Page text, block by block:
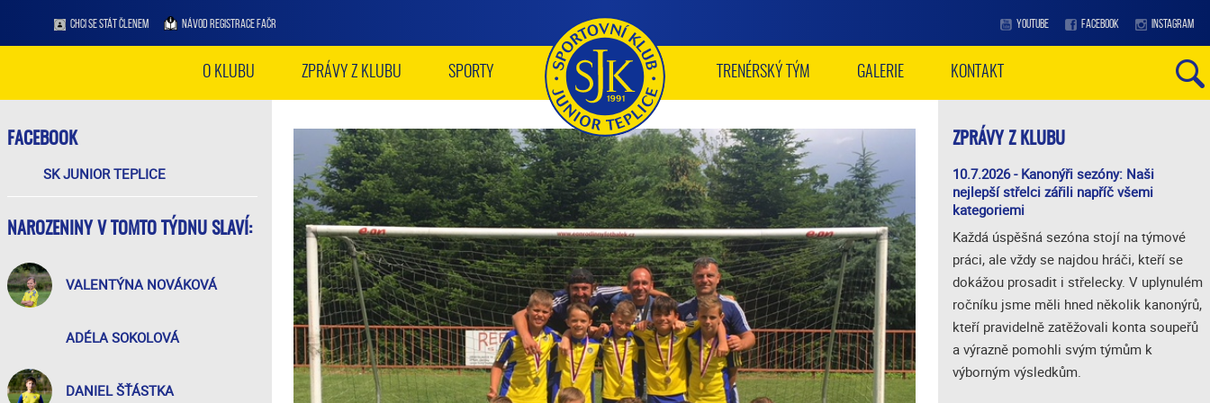
CHCI SE STÁT ČLENEM NÁVOD REGISTRACE FAČR YOUTUBE FACEBOOK INSTAGRAM
O KLUBU ZPRÁVY Z KLUBU SPORTY TRENÉRSKÝ TÝM GALERIE KONTAKT
FACEBOOK
SK JUNIOR TEPLICE
NAROZENINY V TOMTO TÝDNU SLAVÍ:
VALENTÝNA NOVÁKOVÁ
ADÉLA SOKOLOVÁ
DANIEL ŠŤÁSTKA
ZPRÁVY Z KLUBU
10.7.2026 - Kanonýři sezóny: Naši
nejlepší střelci zářili napříč všemi
kategoriemi
Každá úspěšná sezóna stojí na týmové
práci, ale vždy se najdou hráči, kteří se
dokážou prosadit i střelecky. V uplynulém
ročníku jsme měli hned několik kanonýrů,
kteří pravidelně zatěžovali konta soupeřů
a výrazně pomohli svým týmům k
výborným výsledkům.